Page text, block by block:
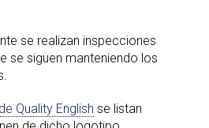
se realizan inspecciones
se siguen manteniendo los
Quality English se listan